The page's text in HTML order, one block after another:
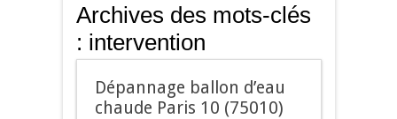
Archives des mots-clés
: intervention
Dépannage ballon d’eau
chaude Paris 10 (75010)